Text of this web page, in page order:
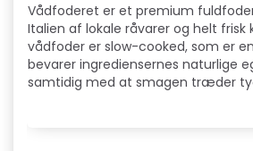
Vådfoderet er et premium
Italien af lokale råvarer og helt frisk
vådfoder er slow-cooked, som er
bevarer ingrediensernes naturlige
samtidig med at smagen træder